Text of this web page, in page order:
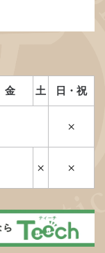
金 土 日・祝
×
× ×